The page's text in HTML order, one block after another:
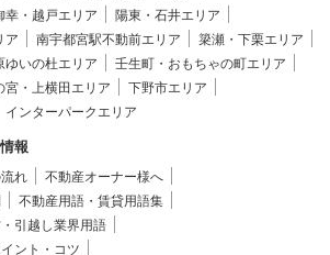
幸・越戸エリア
陽東・石井エリア
ア 南宇都宮駅不動前エリア
簗瀬・下栗エリア
ゆいの杜エリア
壬生町・おもちゃの町エリア
宮・上横田エリア
下野市エリア
インターパークエリア
報
れ
不動産オーナー様へ
不動産用語・賃貸用語集
引越し業界用語
ント・コツ